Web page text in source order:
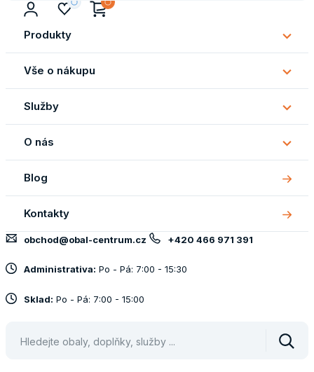
Produkty
Vše o nákupu
Vše
o
Služby
O nás
O
nás
Blog
Kontakty
obchod@obal-centrum.cz +420 466 971 391
Administrativa: Po - Pá: 7:00 - 15:30
Sklad: Po - Pá: 7:00 - 15:00